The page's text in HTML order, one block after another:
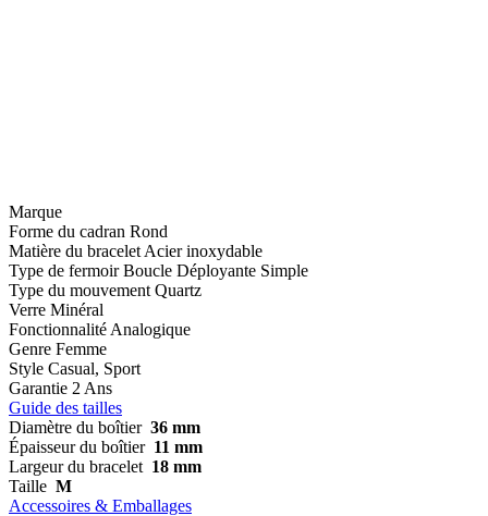
Marque
Forme du cadran Rond
Matière du bracelet Acier inoxydable
Type de fermoir Boucle Déployante Simple
Type du mouvement Quartz
Verre Minéral
Fonctionnalité Analogique
Genre Femme
Style Casual, Sport
Garantie 2 Ans
Guide des tailles
Diamètre du boîtier 36 mm
Épaisseur du boîtier 11 mm
Largeur du bracelet 18 mm
Taille M
Accessoires & Emballages